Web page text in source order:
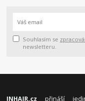
Souhlasím se
newsletteru.
INHAIR.cz přináší